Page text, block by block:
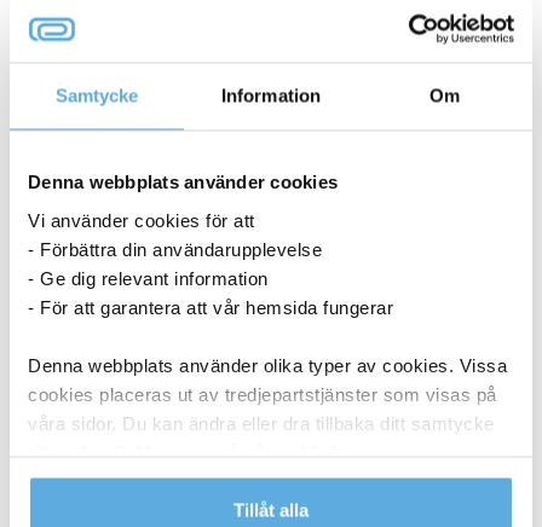
Samtycke Information Om
Denna webbplats använder cookies
Vi använder cookies för att
- Förbättra din användarupplevelse
- Ge dig relevant information
- För att garantera att vår hemsida fungerar
Denna webbplats använder olika typer av cookies. Vissa
cookies placeras ut av tredjepartstjänster som visas på
våra sidor. Du kan ändra eller dra tillbaka ditt samtycke
Läs mer i vår integritetspolicy om vilka vi är, hur du
Tillåt alla
186,25
53073158
9-11 dagar
Svampduk Wettex Quick N Dry på rulle blå 25cm x 10m
53070092